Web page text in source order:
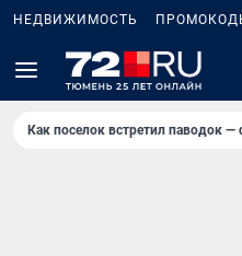
НЕДВИЖИМОСТЬ
Как поселок встретил паводок —